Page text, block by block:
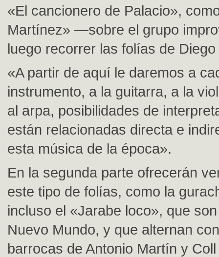
«El cancionero de Palacio»,
Martínez» —sobre el grupo
luego recorrer las folías de
«A partir de aquí le daremos a
instrumento, a la guitarra, a la
al arpa, posibilidades de
están relacionadas directa e
esta música de la época».
En la segunda parte ofrecerán
este tipo de folías, como la
incluso el «Jarabe loco», que
Nuevo Mundo, y que alternan
barrocas de Antonio Martín y